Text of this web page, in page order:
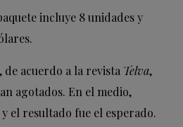
incluye 8 unidades y
de acuerdo a la revista Telva,
agotados. En el medio,
el resultado fue el esperado.